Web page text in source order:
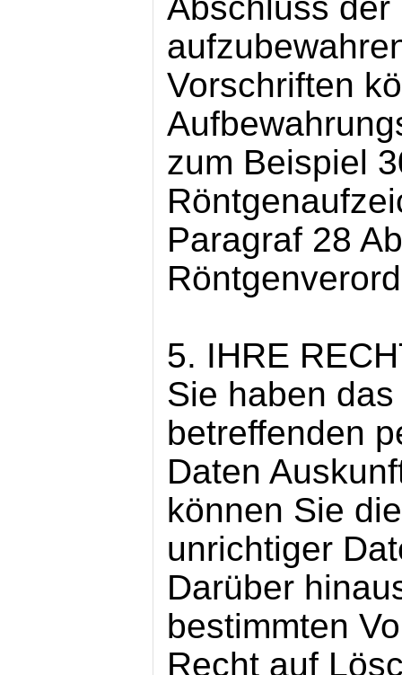
Vorschriften
zum Beispiel
Paragraf 28
5. IHRE
Sie haben
betreffenden
Daten
können Sie
unrichtiger
Darüber
bestimmten
Recht auf